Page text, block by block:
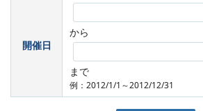
開催日
から
まで
例：2012/1/1～2012/12/31